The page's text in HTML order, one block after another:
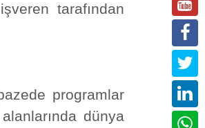
tarafından
programlar
dünya